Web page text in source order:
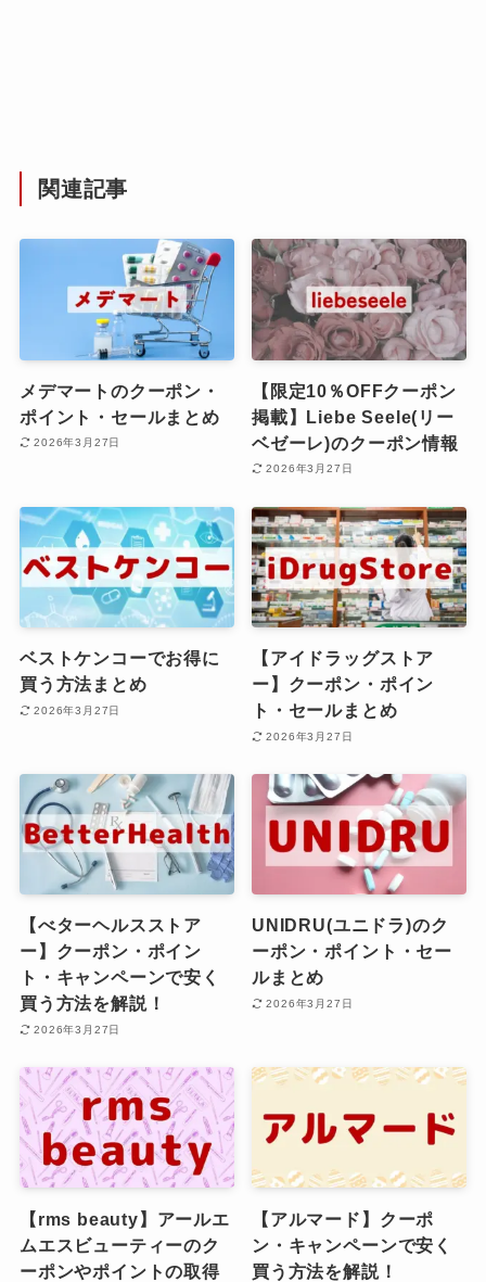
関連記事
メデマートのクーポン・
ポイント・セールまとめ
2026年3月27日
【限定10％OFFクーポン
掲載】Liebe Seele(リー
ベゼーレ)のクーポン情報
2026年3月27日
ベストケンコーでお得に
買う方法まとめ
2026年3月27日
【アイドラッグストア
ー】クーポン・ポイン
ト・セールまとめ
2026年3月27日
【べターヘルスストア
ー】クーポン・ポイン
ト・キャンペーンで安く
買う方法を解説！
2026年3月27日
UNIDRU(ユニドラ)のク
ーポン・ポイント・セー
ルまとめ
2026年3月27日
【rms beauty】アールエ
ムエスビューティーのク
ーポンやポイントの取得
【アルマード】クーポ
ン・キャンペーンで安く
買う方法を解説！